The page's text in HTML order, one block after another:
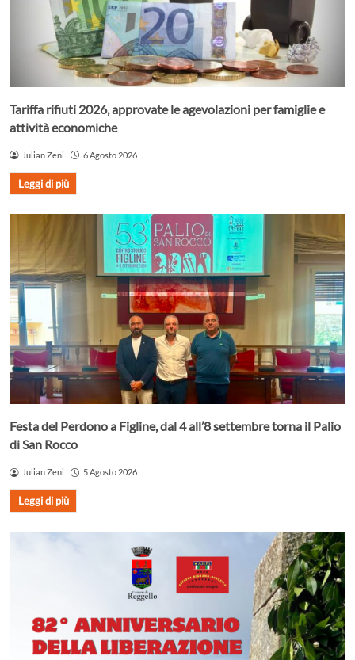
Tariffa rifiuti 2026, approvate le agevolazioni per famiglie e
attività economiche
Julian Zeni 6 Agosto 2026
Leggi di più
Festa del Perdono a Figline, dal 4 all’8 settembre torna il Palio
di San Rocco
Julian Zeni 5 Agosto 2026
Leggi di più